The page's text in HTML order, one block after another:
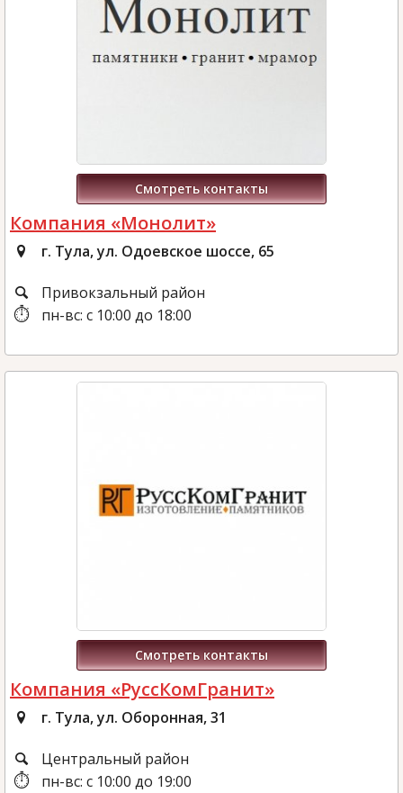
Смотреть контакты
Компания «Монолит»
г. Тула, ул. Одоевское шоссе, 65
Привокзальный район
пн-вс: с 10:00 до 18:00
Смотреть контакты
Компания «РуссКомГранит»
г. Тула, ул. Оборонная, 31
Центральный район
пн-вс: с 10:00 до 19:00